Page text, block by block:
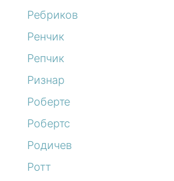
Ребриков
Ренчик
Репчик
Ризнар
Роберте
Робертс
Родичев
Ротт